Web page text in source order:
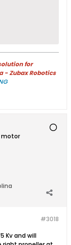
for
- Zubax Robotics
motor
#3018
Kv and will